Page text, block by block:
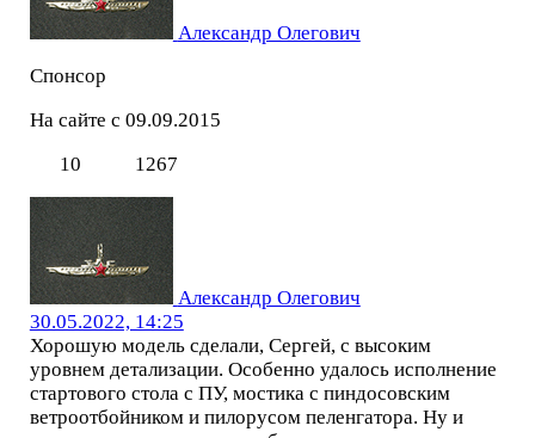
Александр Олегович
Спонсор
На сайте с 09.09.2015
10
1267
Александр Олегович
30.05.2022, 14:25
Хорошую модель сделали, Сергей, с высоким
уровнем детализации. Особенно удалось исполнение
стартового стола с ПУ, мостика с пиндосовским
ветроотбойником и пилорусом пеленгатора. Ну и